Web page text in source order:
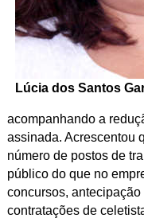
Lúcia dos Santos
acompanhando a
assinada. Acrescentou
número de postos de
público do que no
concursos,
contratações de